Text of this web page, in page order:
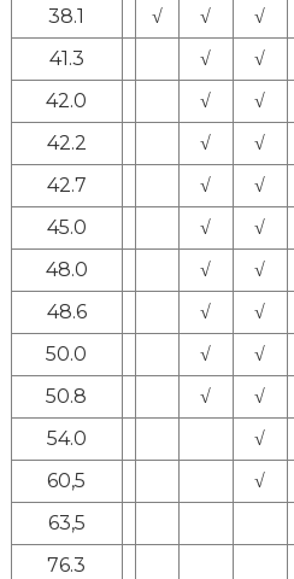
38.1
√ √ √
41.3
√ √
42.0
√ √
42.2
√ √
42.7
√ √
45.0
√ √
48.0
√ √
48.6
√ √
50.0
√ √
50.8
√ √
54.0
√
60,5
√
63,5
76.3